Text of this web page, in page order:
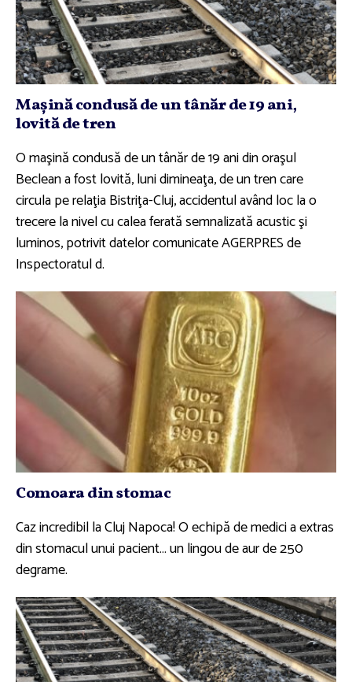
Maşină condusă de un tânăr de 19 ani,
lovită de tren
O maşină condusă de un tânăr de 19 ani din oraşul
Beclean a fost lovită, luni dimineaţa, de un tren care
circula pe relaţia Bistriţa-Cluj, accidentul având loc la o
trecere la nivel cu calea ferată semnalizată acustic şi
luminos, potrivit datelor comunicate AGERPRES de
Inspectoratul d.
Comoara din stomac
Caz incredibil la Cluj Napoca! O echipă de medici a extras
din stomacul unui pacient… un lingou de aur de 250
degrame.